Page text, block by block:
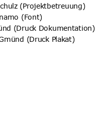
(Projektbetreuung)
(Font)
(Druck Dokumentation)
(Druck Plakat)